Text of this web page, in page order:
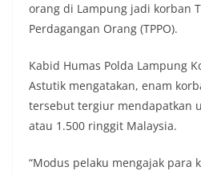
orang di Lampung jadi korban
Perdagangan Orang (TPPO).
Kabid Humas Polda Lampung
Astutik mengatakan, enam
tersebut tergiur mendapatkan
atau 1.500 ringgit Malaysia.
“Modus pelaku mengajak para